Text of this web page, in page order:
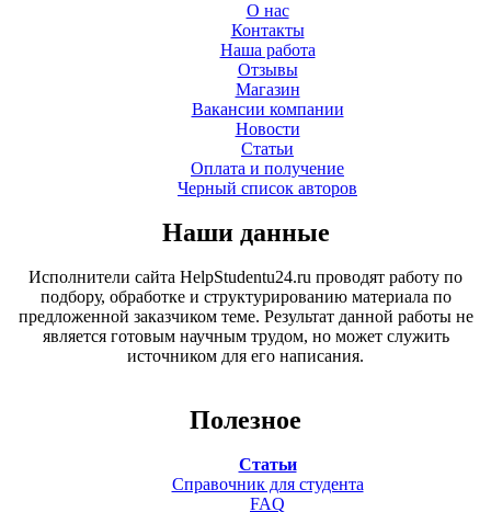
О нас
Контакты
Наша работа
Отзывы
Магазин
Вакансии компании
Новости
Статьи
Оплата и получение
Черный список авторов
Наши данные
Исполнители сайта HelpStudentu24.ru проводят работу по
подбору, обработке и структурированию материала по
предложенной заказчиком теме. Результат данной работы не
является готовым научным трудом, но может служить
источником для его написания.
Полезное
Статьи
Справочник для студента
FAQ